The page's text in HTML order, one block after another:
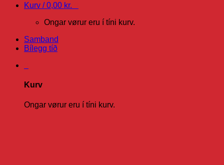
Kurv /0,00 kr.
Ongar vørur eru í tíni kurv.
Samband
Bílegg tíð
Kurv
Ongar vørur eru í tíni kurv.